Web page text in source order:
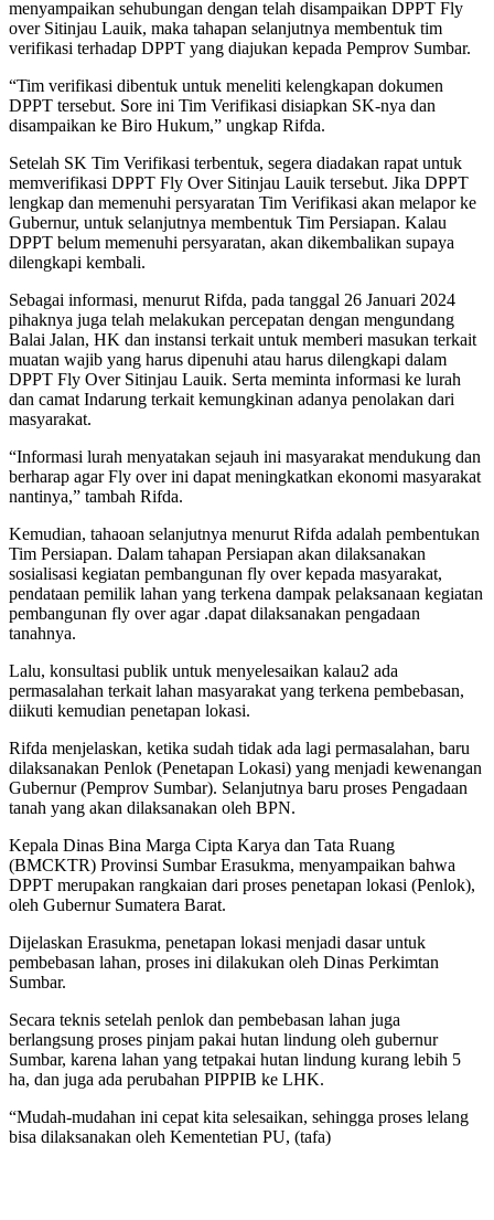
menyampaikan sehubungan dengan telah disampaikan DPPT Fly
over Sitinjau Lauik, maka tahapan selanjutnya membentuk tim
verifikasi terhadap DPPT yang diajukan kepada Pemprov Sumbar.
“Tim verifikasi dibentuk untuk meneliti kelengkapan dokumen
DPPT tersebut. Sore ini Tim Verifikasi disiapkan SK-nya dan
disampaikan ke Biro Hukum,” ungkap Rifda.
Setelah SK Tim Verifikasi terbentuk, segera diadakan rapat untuk
memverifikasi DPPT Fly Over Sitinjau Lauik tersebut. Jika DPPT
lengkap dan memenuhi persyaratan Tim Verifikasi akan melapor ke
Gubernur, untuk selanjutnya membentuk Tim Persiapan. Kalau
DPPT belum memenuhi persyaratan, akan dikembalikan supaya
dilengkapi kembali.
Sebagai informasi, menurut Rifda, pada tanggal 26 Januari 2024
pihaknya juga telah melakukan percepatan dengan mengundang
Balai Jalan, HK dan instansi terkait untuk memberi masukan terkait
muatan wajib yang harus dipenuhi atau harus dilengkapi dalam
DPPT Fly Over Sitinjau Lauik. Serta meminta informasi ke lurah
dan camat Indarung terkait kemungkinan adanya penolakan dari
masyarakat.
“Informasi lurah menyatakan sejauh ini masyarakat mendukung dan
berharap agar Fly over ini dapat meningkatkan ekonomi masyarakat
nantinya,” tambah Rifda.
Kemudian, tahaoan selanjutnya menurut Rifda adalah pembentukan
Tim Persiapan. Dalam tahapan Persiapan akan dilaksanakan
sosialisasi kegiatan pembangunan fly over kepada masyarakat,
pendataan pemilik lahan yang terkena dampak pelaksanaan kegiatan
pembangunan fly over agar .dapat dilaksanakan pengadaan
tanahnya.
Lalu, konsultasi publik untuk menyelesaikan kalau2 ada
permasalahan terkait lahan masyarakat yang terkena pembebasan,
diikuti kemudian penetapan lokasi.
Rifda menjelaskan, ketika sudah tidak ada lagi permasalahan, baru
dilaksanakan Penlok (Penetapan Lokasi) yang menjadi kewenangan
Gubernur (Pemprov Sumbar). Selanjutnya baru proses Pengadaan
tanah yang akan dilaksanakan oleh BPN.
Kepala Dinas Bina Marga Cipta Karya dan Tata Ruang
(BMCKTR) Provinsi Sumbar Erasukma, menyampaikan bahwa
DPPT merupakan rangkaian dari proses penetapan lokasi (Penlok),
oleh Gubernur Sumatera Barat.
Dijelaskan Erasukma, penetapan lokasi menjadi dasar untuk
pembebasan lahan, proses ini dilakukan oleh Dinas Perkimtan
Sumbar.
Secara teknis setelah penlok dan pembebasan lahan juga
berlangsung proses pinjam pakai hutan lindung oleh gubernur
Sumbar, karena lahan yang tetpakai hutan lindung kurang lebih 5
ha, dan juga ada perubahan PIPPIB ke LHK.
“Mudah-mudahan ini cepat kita selesaikan, sehingga proses lelang
bisa dilaksanakan oleh Kementetian PU, (tafa)